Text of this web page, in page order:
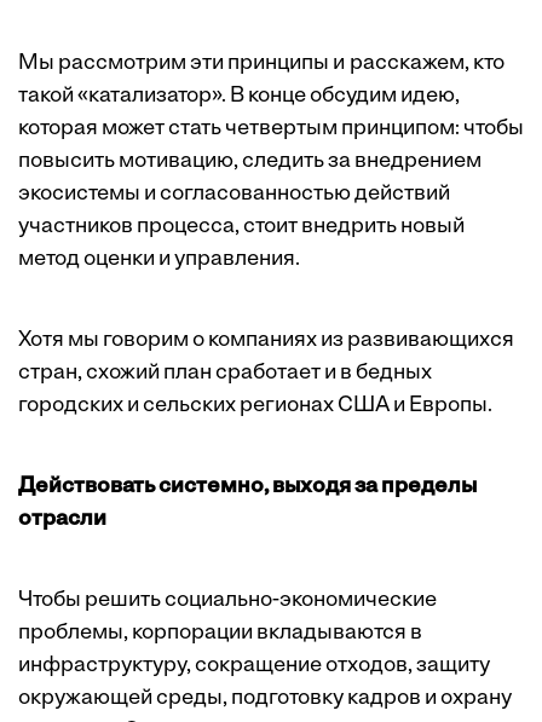
Мы рассмотрим эти принципы и расскажем, кто
такой «катализатор». В конце обсудим идею,
которая может стать четвертым принципом: чтобы
повысить мотивацию, следить за внедрением
экосистемы и согласованностью действий
участников процесса, стоит внедрить новый
метод оценки и управления.
Хотя мы говорим о компаниях из развивающихся
стран, схожий план сработает и в бедных
городских и сельских регионах США и Европы.
Действовать системно, выходя за пределы
отрасли
Чтобы решить социально-экономические
проблемы, корпорации вкладываются в
инфраструктуру, сокращение отходов, защиту
окружающей среды, подготовку кадров и охрану